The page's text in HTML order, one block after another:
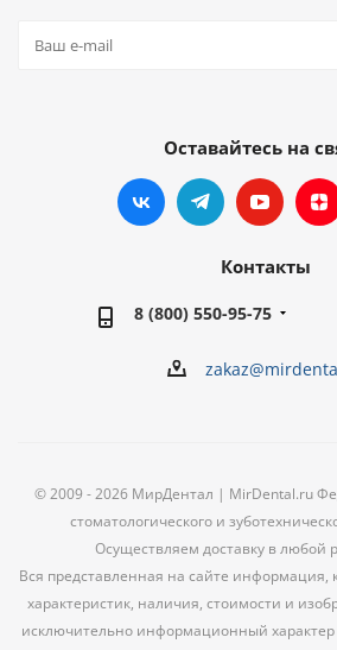
Оставайтесь на
Контакты
8 (800) 550-95-75
© 2009 - 2026 МирДентал | MirDental.ru
стоматологического и
Осуществляем доставку в любой
Вся представленная на сайте информация,
характеристик, наличия, стоимости и
исключительно информационный характер